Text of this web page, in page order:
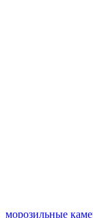
морозильные